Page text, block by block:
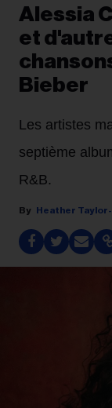
Alessia
et
Bieber
Les artistes
septième
R&B.
Heather